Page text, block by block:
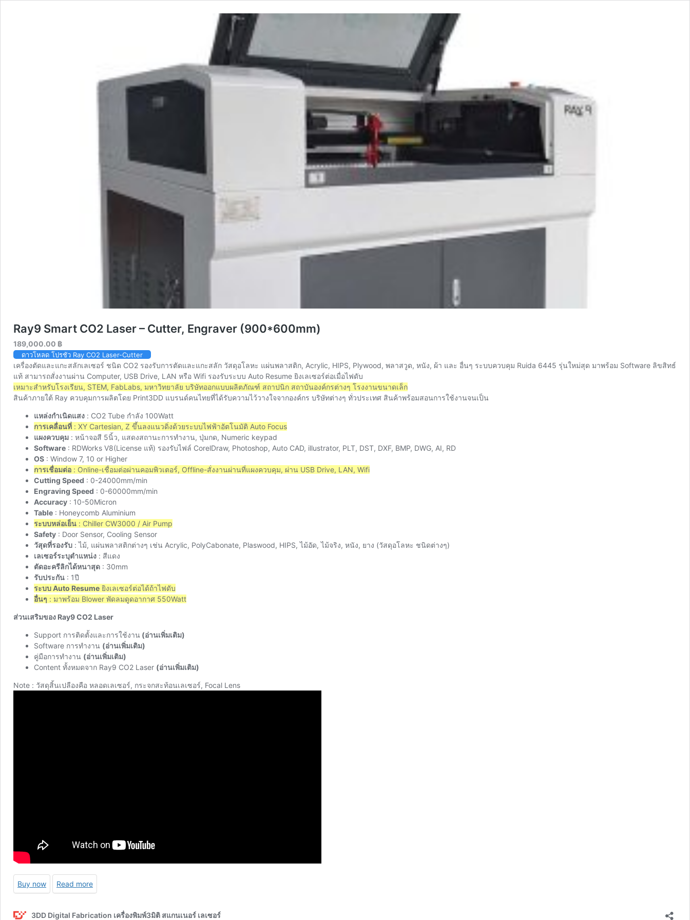
Ray9 Smart CO2 Laser – Cutter, Engraver (900*600mm)
189,000.00 ฿
ดาวโหลด โปรชัว Ray CO2 Laser-Cutter
เครื่องตัดและแกะสลักเลเซอร์ ชนิด CO2 รองรับการตัดและแกะสลัก วัสดุอโลหะ แผ่นพลาสติก, Acrylic, HIPS, Plywood, พลาสวูด, หนัง, ผ้า และ อื่นๆ ระบบควบคุม Ruida 6445 รุ่นใหม่สุด มาพร้อม Software ลิขสิทธ์
แท้ สามารถสั่งงานผ่าน Computer, USB Drive, LAN หรือ Wifi รองรับระบบ Auto Resume ยิงเลเซอร์ต่อเมื่อไฟดับ
เหมาะสำหรับโรงเรียน, STEM, FabLabs, มหาวิทยาลัย บริษัทออกแบบผลิตภัณฑ์ สถาปนิก สถาบันองค์กรต่างๆ โรงงานขนาดเล็ก
สินค้าภายใต้ Ray ควบคุมการผลิตโดย Print3DD แบรนด์คนไทยที่ได้รับความไว้วางใจจากองค์กร บริษัทต่างๆ ทั่วประเทศ สินค้าพร้อมสอนการใช้งานจนเป็น
แหล่งกำเนิดแสง : CO2 Tube กำลัง 100Watt
การเคลื่อนที่ : XY Cartesian, Z ขึ้นลงแนวดิ่งด้วยระบบไฟฟ้าอัตโนมัติ Auto Focus
แผงควบคุม : หน้าจอสี 5นิ้ว, แสดงสถานะการทำงาน, ปุ่มกด, Numeric keypad
Software : RDWorks V8(License แท้) รองรับไฟล์ CorelDraw, Photoshop, Auto CAD, illustrator, PLT, DST, DXF, BMP, DWG, AI, RD
OS : Window 7, 10 or Higher
การเชื่อมต่อ : Online-เชื่อมต่อผ่านคอมพิวเตอร์, Offline-สั่งงานผ่านที่แผงควบคุม, ผ่าน USB Drive, LAN, Wifi
Cutting Speed : 0-24000mm/min
Engraving Speed : 0-60000mm/min
Accuracy : 10-50Micron
Table : Honeycomb Aluminium
ระบบหล่อเย็น : Chiller CW3000 / Air Pump
Safety : Door Sensor, Cooling Sensor
วัสุดที่รองรับ : ไม้, แผ่นพลาสติกต่างๆ เช่น Acrylic, PolyCabonate, Plaswood, HIPS, ไม้อัด, ไม้จริง, หนัง, ยาง (วัสดุอโลหะ ชนิดต่างๆ)
เลเซอร์ระบุตำแหน่ง : สีแดง
ตัดอะครีลิกได้หนาสุด : 30mm
รับประกัน : 1ปี
ระบบ Auto Resume ยิงเลเซอร์ต่อได้ถ้าไฟดับ
อื่นๆ : มาพร้อม Blower พัดลมดูดอากาศ 550Watt
ส่วนเสริมของ Ray9 CO2 Laser
Support การติดตั้งและการใช้งาน (อ่านเพิ่มเติม)
Software การทำงาน (อ่านเพิ่มเติม)
คู่มือการทำงาน (อ่านเพิ่มเติม)
Content ทั้งหมดจาก Ray9 CO2 Laser (อ่านเพิ่มเติม)
Note : วัสดุสิ้นเปลืองคือ หลอดเลเซอร์, กระจกสะท้อนเลเซอร์, Focal Lens
Buy now Read more
3DD Digital Fabrication เครื่องพิมพ์3มิติ สแกนเนอร์ เลเซอร์